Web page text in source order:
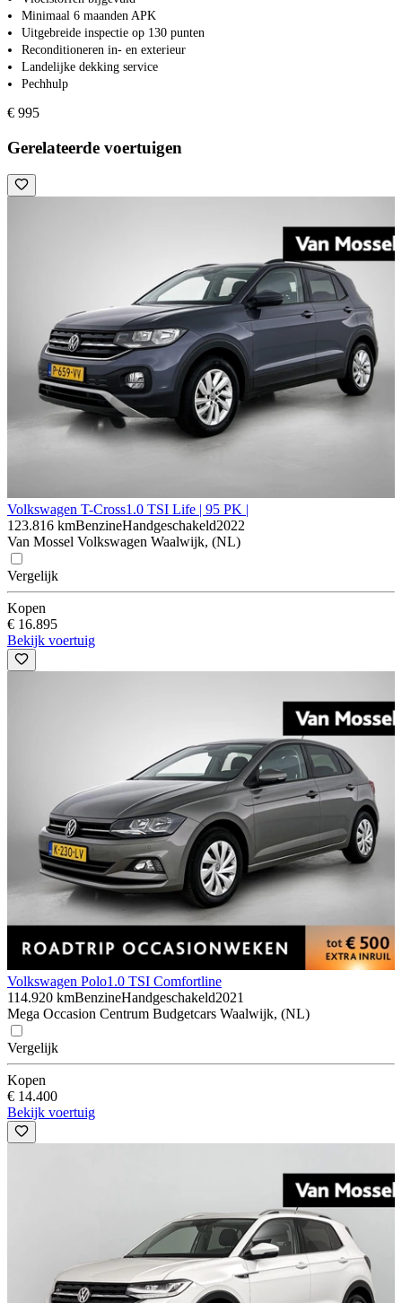
Minimaal 6 maanden APK
Uitgebreide inspectie op 130 punten
Reconditioneren in- en exterieur
Landelijke dekking service
Pechhulp
€ 995
Gerelateerde voertuigen
Volkswagen T-Cross1.0 TSI Life | 95 PK |
123.816 kmBenzineHandgeschakeld2022
Van Mossel Volkswagen Waalwijk, (NL)
Vergelijk
Kopen
€ 16.895
Bekijk voertuig
Volkswagen Polo1.0 TSI Comfortline
114.920 kmBenzineHandgeschakeld2021
Mega Occasion Centrum Budgetcars Waalwijk, (NL)
Vergelijk
Kopen
€ 14.400
Bekijk voertuig